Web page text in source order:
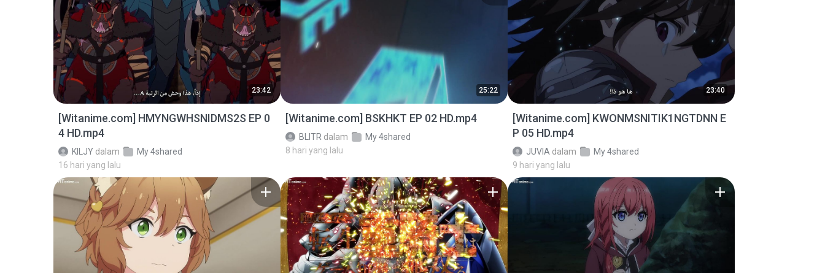
23:42
[Witanime.com] HMYNGWHSNIDMS2S EP 0
4 HD.mp4
KILJY dalam
My 4shared
16 hari yang lalu
25:22
[Witanime.com] BSKHKT EP 02 HD.mp4
BLITR dalam
My 4shared
8 hari yang lalu
23:40
[Witanime.com] KWONMSNITIK1NGTDNN E
P 05 HD.mp4
JUVIA dalam
My 4shared
9 hari yang lalu